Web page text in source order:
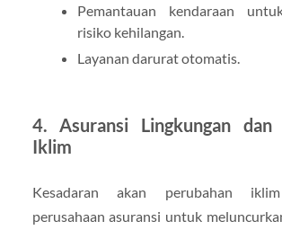
Pemantauan kendaraan
risiko kehilangan.
Layanan darurat otomatis.
4.Asuransi Lingkungan dan
Iklim
Kesadaran akan perubahan
perusahaan asuransi untuk